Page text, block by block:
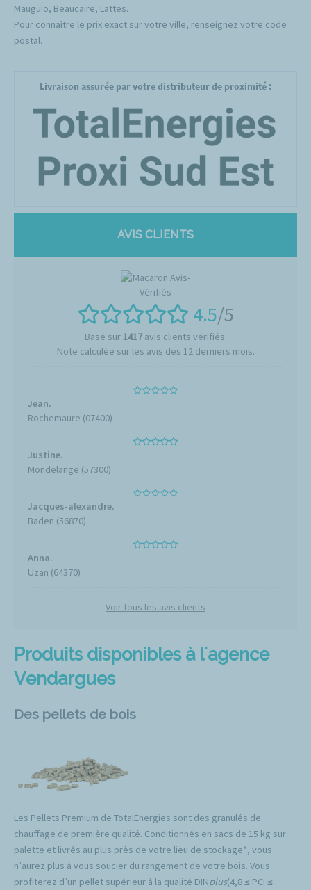
Mauguio, Beaucaire, Lattes.
Pour connaître le prix exact sur votre ville, renseignez votre code
postal.
Produits disponibles à l'agence
Vendargues
Des pellets de bois
Les Pellets Premium de TotalEnergies sont des granulés de
chauffage de première qualité. Conditionnés en sacs de 15 kg sur
palette et livrés au plus près de votre lieu de stockage*, vous
n’aurez plus à vous soucier du rangement de votre bois. Vous
profiterez d’un pellet supérieur à la qualité DINplus(4,8 ≤ PCI ≤
Livraison assurée par votre distributeur de proximité :
AVIS CLIENTS
4.5/5
Basé sur 1417avis clients vérifiés.
Note calculée sur les avis des 12 derniers mois.
Jean.
Rochemaure (07400)
Justine.
Mondelange (57300)
Jacques-alexandre.
Baden (56870)
Anna.
Uzan (64370)
Voir tous les avis clients